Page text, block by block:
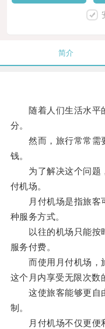
简介
随着人们生活水平
分。
然而，旅行常常需
钱。
为了解决这个问题
付机场。
月付机场是指旅客
种服务方式。
以往的机场只能按
服务付费。
而使用月付机场，
这个月内享受无限次数
这使旅客能够更自
制。
月付机场不仅更便利